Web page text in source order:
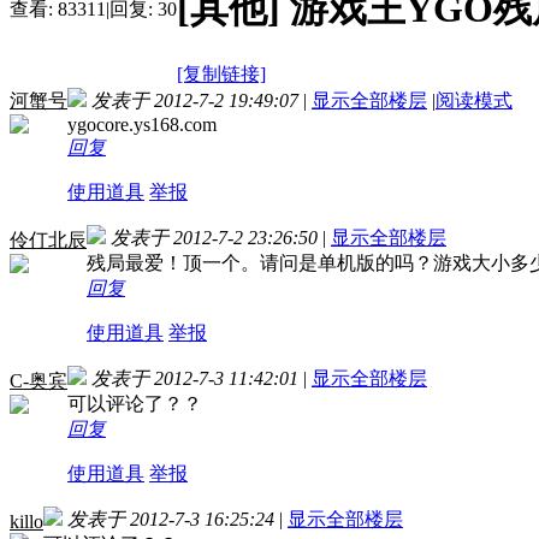
查看: 83311 |回复: 30 [其他] 游戏王YGO
[复制链接]
河蟹号
发表于 2012-7-2 19:49:07 | 显示全部楼层 |阅读模式
ygocore.ys168.com
回复
使用道具 举报
伶仃北辰 发表于 2012-7-2 23:26:50 | 显示全部楼层
残局最爱！顶一个。请问是单机版的吗？游戏大小多
回复
使用道具 举报
C-奥宾 发表于 2012-7-3 11:42:01 | 显示全部楼层
可以评论了？？
回复
使用道具 举报
killo 发表于 2012-7-3 16:25:24 | 显示全部楼层